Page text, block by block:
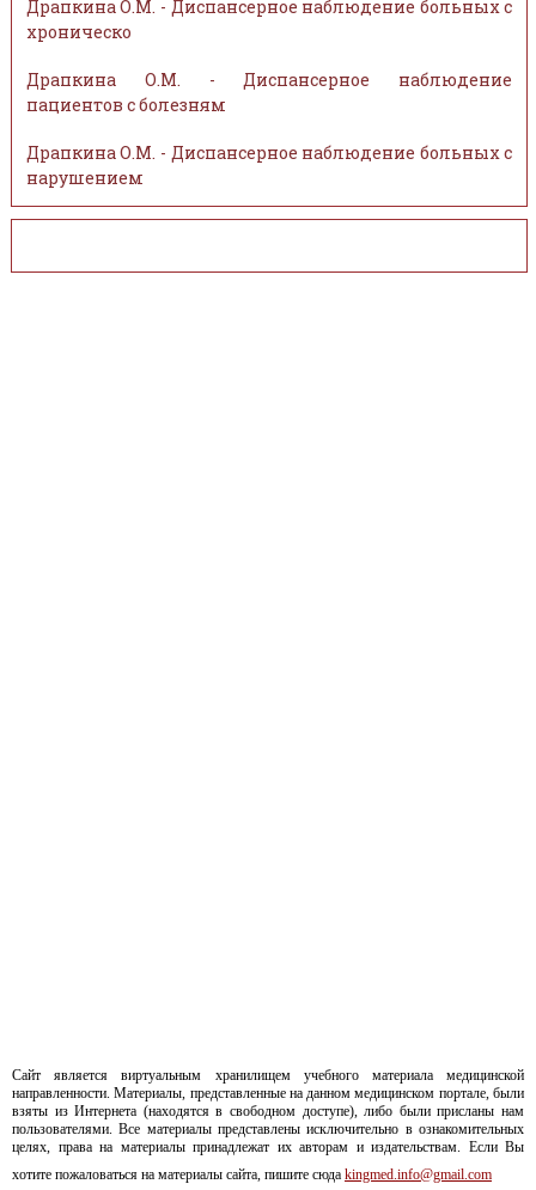
Драпкина О.М. - Диспансерное наблюдение больных с
хроническо
Драпкина О.М. - Диспансерное наблюдение
пациентов с болезням
Драпкина О.М. - Диспансерное наблюдение больных с
нарушением
Сайт является виртуальным хранилищем учебного материала медицинской
направленности. Материалы, представленные на данном медицинском портале, были
взяты из Интернета (находятся в свободном доступе), либо были присланы нам
пользователями. Все материалы представлены исключительно в ознакомительных
целях, права на материалы принадлежат их авторам и издательствам. Если Вы
хотите пожаловаться на материалы сайта, пишите сюда kingmed.info@gmail.com